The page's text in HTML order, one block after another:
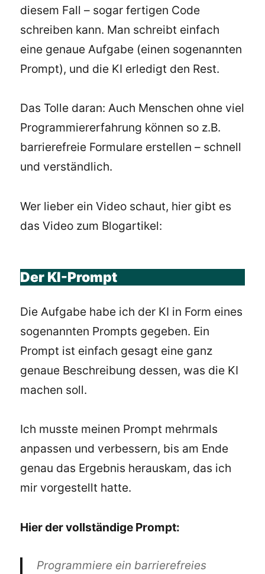
diesem Fall – sogar fertigen Code
schreiben kann. Man schreibt einfach
eine genaue Aufgabe (einen sogenannten
Prompt), und die KI erledigt den Rest.
Das Tolle daran: Auch Menschen ohne viel
Programmiererfahrung können so z.B.
barrierefreie Formulare erstellen – schnell
und verständlich.
Wer lieber ein Video schaut, hier gibt es
das Video zum Blogartikel:
Der KI-Prompt
Die Aufgabe habe ich der KI in Form eines
sogenannten Prompts gegeben. Ein
Prompt ist einfach gesagt eine ganz
genaue Beschreibung dessen, was die KI
machen soll.
Ich musste meinen Prompt mehrmals
anpassen und verbessern, bis am Ende
genau das Ergebnis herauskam, das ich
mir vorgestellt hatte.
Hier der vollständige Prompt:
Programmiere ein barrierefreies